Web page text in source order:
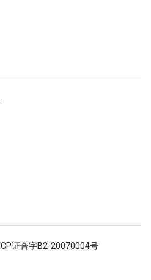
ICP证合字B2-20070004号